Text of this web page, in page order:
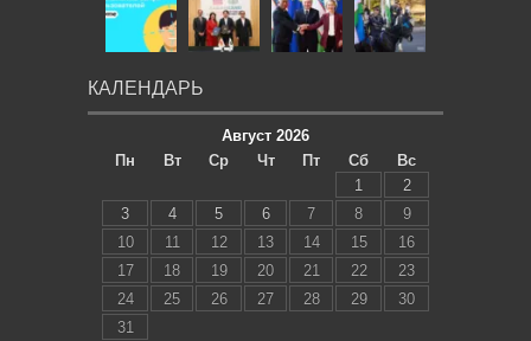
КАЛЕНДАРЬ
Август 2026
Пн
Вт Ср Чт Пт Сб
Вс
1
2
3
4 5 6 7 8
9
10
11 12 13 14 15
16
17
18 19 20 21 22
23
24
25 26 27 28 29
30
31